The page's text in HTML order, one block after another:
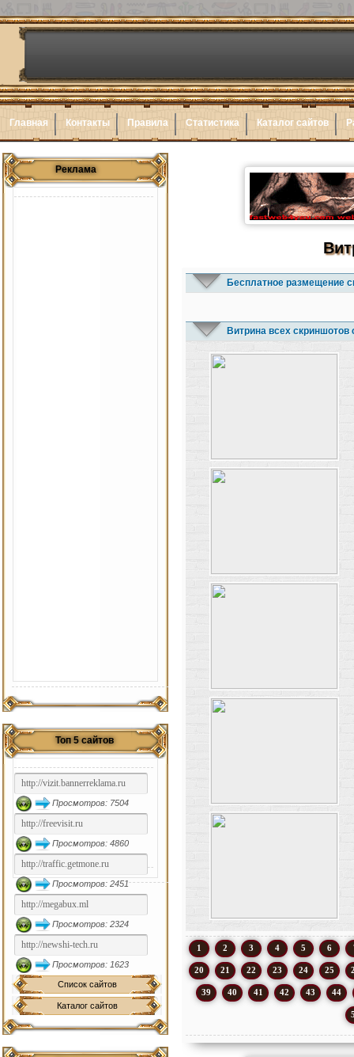
Главная Контакты Правила Статистика Каталог сайтов
Реклама
Топ 5 сайтов
Просмотров: 7504
Просмотров: 4860
Просмотров: 2451
Просмотров: 2324
Просмотров: 1623
Список сайтов
Каталог сайтов
Бесплатное размещение
Витрина всех скриншотов
1 2 3 4 5 6
20 21 22 23 24 25
39 40 41 42 43 44